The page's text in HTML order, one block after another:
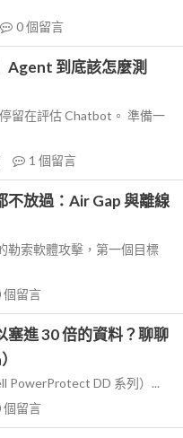
0個留言
Agent 到底該怎麼測
留在評估 Chatbot。 準備一
1 個留言
不放過：Air Gap 與離線
勒索軟體攻擊，第一個目標
個留言
進 30 倍的資料？聊聊
PowerProtect DD 系列）...
個留言